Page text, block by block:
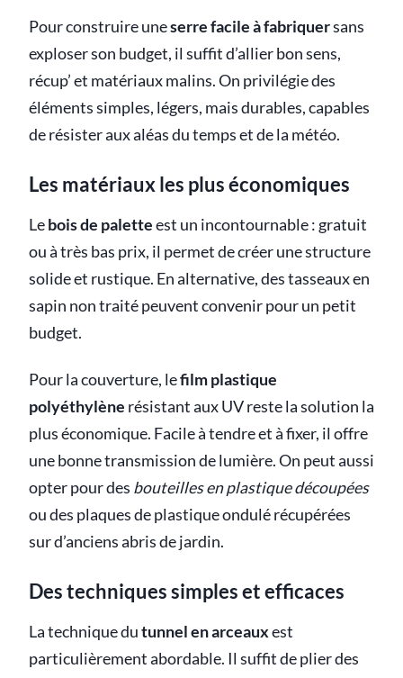
Pour construire uneserre facile à fabriquersans
exploser son budget, il suffit d’allier bon sens,
récup’ et matériaux malins. On privilégie des
éléments simples, légers, mais durables, capables
de résister aux aléas du temps et de la météo.
Les matériaux les plus économiques
Lebois de paletteest un incontournable : gratuit
ou à très bas prix, il permet de créer une structure
solide et rustique. En alternative, des tasseaux en
sapin non traité peuvent convenir pour un petit
budget.
Pour la couverture, lefilm plastique
polyéthylène résistant aux UV reste la solution la
plus économique. Facile à tendre et à fixer, il offre
une bonne transmission de lumière. On peut aussi
opter pour des bouteilles en plastique découpées
ou des plaques de plastique ondulé récupérées
sur d’anciens abris de jardin.
Des techniques simples et efficaces
La technique dutunnel en arceauxest
particulièrement abordable. Il suffit de plier des